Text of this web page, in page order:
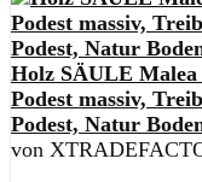
Holz SÄULE Malea
Podest massiv,
Podest, Natur
von